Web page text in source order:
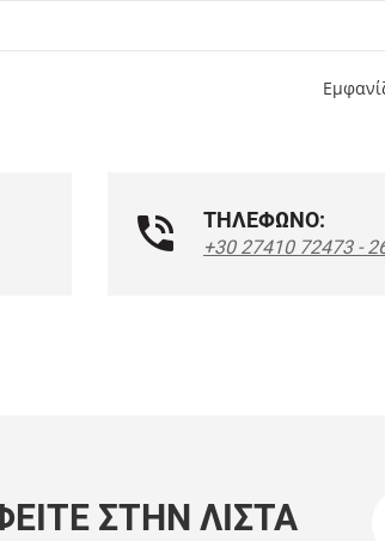
ΤΗΛΕΦΩΝΟ:
+30 27410 72473 -
ΣΤΗΝ ΛΊΣΤΑ